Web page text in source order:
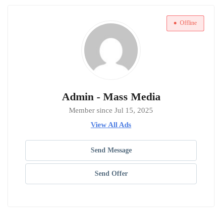
Offline
Admin - Mass Media
Member since Jul 15, 2025
View All Ads
Send Message
Send Offer